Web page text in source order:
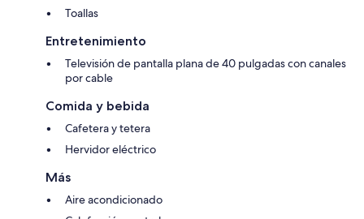
Toallas
Entretenimiento
Televisión de pantalla plana de 40 pulgadas con canales
por cable
Comida y bebida
Cafetera y tetera
Hervidor eléctrico
Más
Aire acondicionado